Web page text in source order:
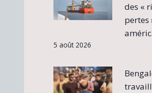
des «
pertes
5 août 2026